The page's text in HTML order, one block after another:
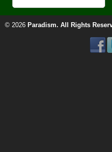
© 2026 Paradism. All Rights